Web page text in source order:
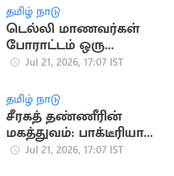
தமிழ் நாடு
டெல்லி மாணவர்கள்
போராட்டம் ஒரு
தலைமுறையின்
பா.ரஞ்சித்
Jul 21, 2026, 17:07 IST
தமிழ் நாடு
சீரகத் தண்ணீரின்
மகத்துவம்: பாக்டீரியா
தொற்று முதல் இதய
Jul 21, 2026, 17:07 IST